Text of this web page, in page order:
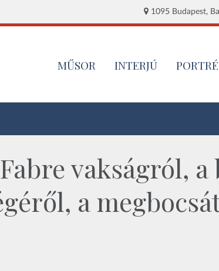
1095 Budapest,
MŰSOR INTERJÚ PORTRÉ
vakságról,
a